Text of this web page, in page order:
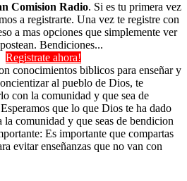
Comision Radio. Si es tu primera vez
a registrarte. Una vez te registre con
a mas opciones que simplemente ver
Bendiciones...
Registrate ahora!
conocimientos biblicos para enseñar y
al pueblo de Dios, te
con la comunidad y que sea de
que lo que Dios te ha dado
la comunidad y que seas de bendicion
Es importante que compartas
evitar enseñanzas que no van con